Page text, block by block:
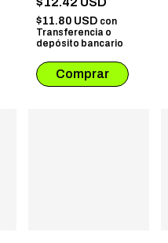
(63.5X88 MM) 75
UNIDADES
$11.80 USD con
Transferencia o
depósito bancario